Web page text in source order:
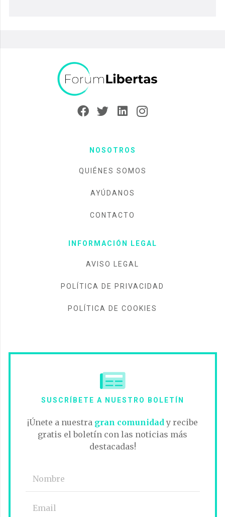
NOSOTROS
QUIÉNES SOMOS
AYÚDANOS
CONTACTO
INFORMACIÓN LEGAL
AVISO LEGAL
POLÍTICA DE PRIVACIDAD
POLÍTICA DE COOKIES
SUSCRÍBETE A NUESTRO BOLETÍN
¡Únete a nuestra gran comunidad y recibe
gratis el boletín con las noticias más
destacadas!